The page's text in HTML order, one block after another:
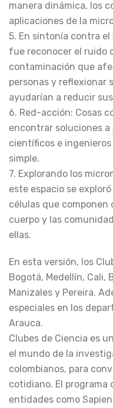
manera dinámica, los
aplicaciones de la
5. En sintonía contra
fue reconocer el ruido
contaminación que
personas y reflexionar
ayudarían a reducir
6. Red-acción: Cosas
encontrar soluciones
científicos e
simple.
7. Explorando los
este espacio se
células que
cuerpo y las
ellas.
En esta versión, los
Bogotá, Medellín, Cali,
Manizales y Pereira.
especiales en los
Arauca.
Clubes de Ciencia es
el mundo de la
colombianos, para
cotidiano. El programa
entidades como